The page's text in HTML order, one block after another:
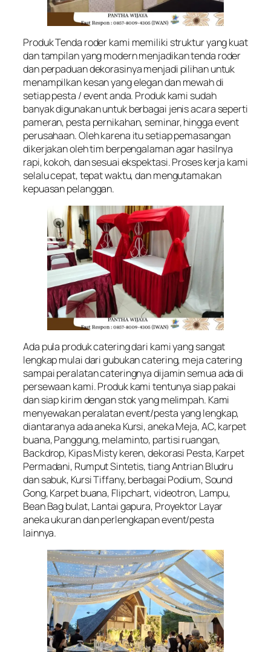
Produk Tenda roder kami memiliki struktur yang kuat
dan tampilan yang modern menjadikan tenda roder
dan perpaduan dekorasinya menjadi pilihan untuk
menampilkan kesan yang elegan dan mewah di
setiap pesta / event anda. Produk kami sudah
banyak digunakan untuk berbagai jenis acara seperti
pameran, pesta pernikahan, seminar, hingga event
perusahaan. Oleh karena itu setiap pemasangan
dikerjakan oleh tim berpengalaman agar hasilnya
rapi, kokoh, dan sesuai ekspektasi. Proses kerja kami
selalu cepat, tepat waktu, dan mengutamakan
kepuasan pelanggan.
Ada pula produk catering dari kami yang sangat
lengkap mulai dari gubukan catering, meja catering
sampai peralatan cateringnya dijamin semua ada di
persewaan kami. Produk kami tentunya siap pakai
dan siap kirim dengan stok yang melimpah. Kami
menyewakan peralatan event/pesta yang lengkap,
diantaranya ada aneka Kursi, aneka Meja, AC, karpet
buana, Panggung, melaminto, partisi ruangan,
Backdrop, Kipas Misty keren, dekorasi Pesta, Karpet
Permadani, Rumput Sintetis, tiang Antrian Bludru
dan sabuk, Kursi Tiffany, berbagai Podium, Sound
Gong, Karpet buana, Flipchart, videotron, Lampu,
Bean Bag bulat, Lantai gapura, Proyektor Layar
aneka ukuran dan perlengkapan event/pesta
lainnya.